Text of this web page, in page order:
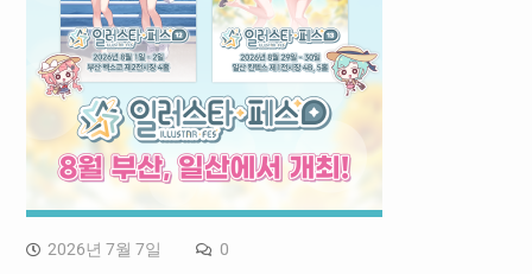
2026년 7월 7일 0